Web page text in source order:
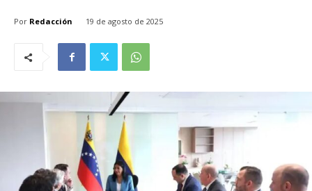
Por Redacción 19 de agosto de 2025